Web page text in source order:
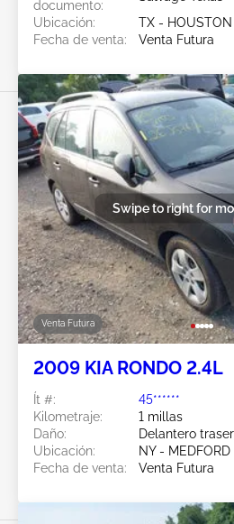
documento:
Ubicación:
TX - HOUSTON
Fecha de venta:
Venta Futura
Venta Futura
Swipe to right for
2009 KIA RONDO 2.4L
Ít #:
45******
Kilometraje:
1 millas
Daño:
Delantero
Ubicación:
NY - MEDFORD
Fecha de venta:
Venta Futura